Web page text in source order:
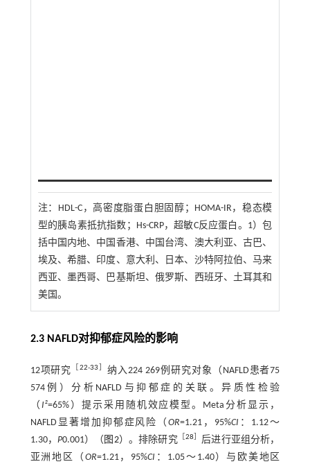
注： HDL-C，高密度脂蛋白胆固醇；HOMA-IR，稳态模
型的胰岛素抵抗指数；Hs-CRP，超敏C反应蛋白。1）包
括中国内地、中国香港、中国台湾、澳大利亚、古巴、
埃及、希腊、印度、意大利、日本、沙特阿拉伯、马来
西亚、墨西哥、巴基斯坦、俄罗斯、西班牙、土耳其和
美国。
2.3 NAFLD对抑郁症风险的影响
12项研究 ［22-33 ］纳入224 269例研究对象（NAFLD患者75
574例）分析NAFLD与抑郁症的关联。异质性检验
（ I²=65%）提示采用随机效应模型。Meta分析显示，
NAFLD显著增加抑郁症风险（OR=1.21，95%CI ：1.12～
1.30， P0.001）（ 图2）。排除研究 28
后进行亚组分析，
亚洲地区（ OR=1.21，95%CI ：1.05～1.40）与欧美地区